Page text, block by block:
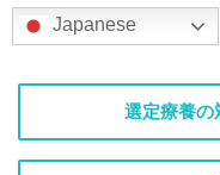
Japanese
選定療養の